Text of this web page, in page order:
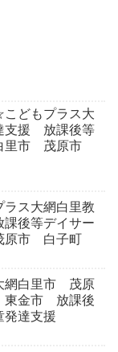
どもプラス大
支援 放課後等
里市 茂原市
ス大網白里教
後等デイサー
原市 白子町
白里市 茂原
金市 放課後
達支援